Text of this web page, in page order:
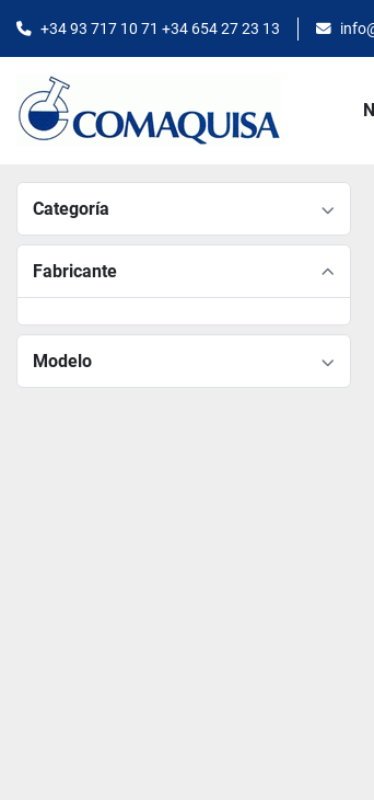
+34 93 717 10 71 +34 654 27 23 13
Categoría
Fabricante
Modelo